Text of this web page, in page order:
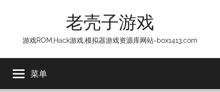
老壳子游戏
游戏ROM,Hack游戏,模拟器游戏资源库网站-box1413.com
菜单